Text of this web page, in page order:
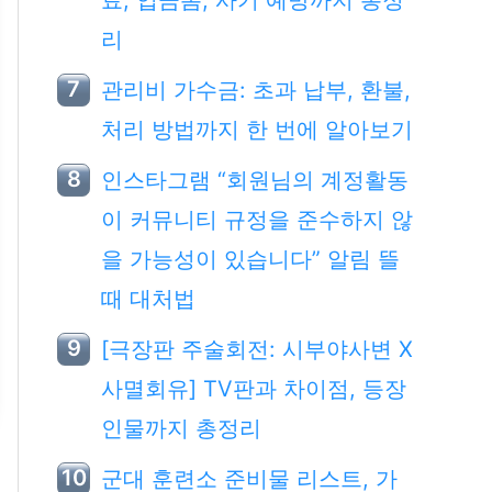
리
관리비 가수금: 초과 납부, 환불,
처리 방법까지 한 번에 알아보기
인스타그램 “회원님의 계정활동
이 커뮤니티 규정을 준수하지 않
을 가능성이 있습니다” 알림 뜰
때 대처법
[극장판 주술회전: 시부야사변 X
사멸회유] TV판과 차이점, 등장
인물까지 총정리
군대 훈련소 준비물 리스트, 가